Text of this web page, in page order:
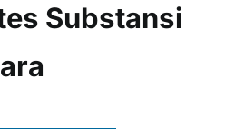
Substansi